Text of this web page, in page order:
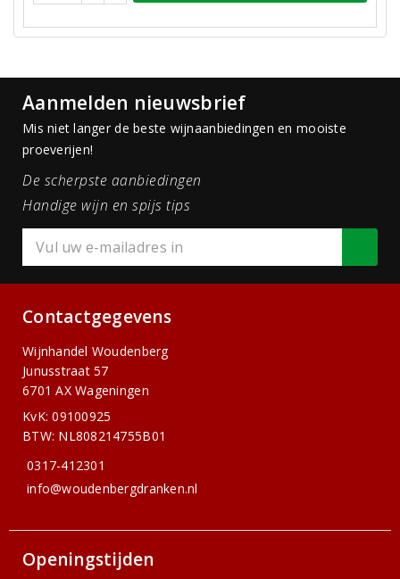
Aanmelden nieuwsbrief
Mis niet langer de beste wijnaanbiedingen en mooiste
proeverijen!
De scherpste aanbiedingen
Handige wijn en spijs tips
Contactgegevens
Wijnhandel Woudenberg
Junusstraat 57
6701 AX Wageningen
KvK: 09100925
BTW: NL808214755B01
0317-412301
info@woudenbergdranken.nl
Openingstijden